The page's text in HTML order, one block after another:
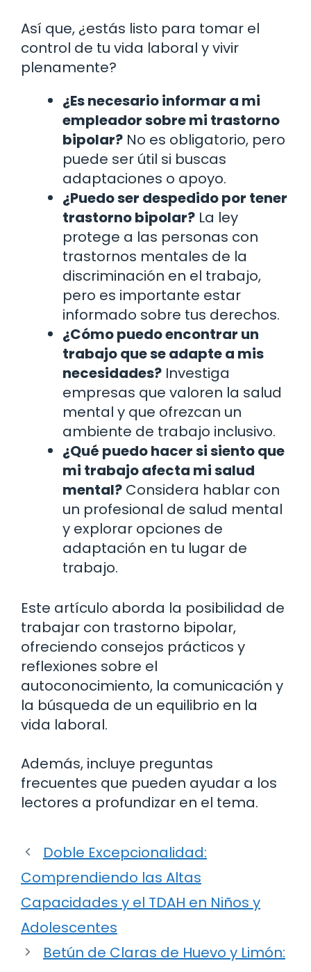
Así que, ¿estás listo para tomar el
control de tu vida laboral y vivir
plenamente?
¿Es necesario informar a mi
empleador sobre mi trastorno
bipolar? No es obligatorio, pero
puede ser útil si buscas
adaptaciones o apoyo.
¿Puedo ser despedido por tener
trastorno bipolar? La ley
protege a las personas con
trastornos mentales de la
discriminación en el trabajo,
pero es importante estar
informado sobre tus derechos.
¿Cómo puedo encontrar un
trabajo que se adapte a mis
necesidades? Investiga
empresas que valoren la salud
mental y que ofrezcan un
ambiente de trabajo inclusivo.
¿Qué puedo hacer si siento que
mi trabajo afecta mi salud
mental? Considera hablar con
un profesional de salud mental
y explorar opciones de
adaptación en tu lugar de
trabajo.
Este artículo aborda la posibilidad de
trabajar con trastorno bipolar,
ofreciendo consejos prácticos y
reflexiones sobre el
autoconocimiento, la comunicación y
la búsqueda de un equilibrio en la
vida laboral.
Además, incluye preguntas
frecuentes que pueden ayudar a los
lectores a profundizar en el tema.
Doble Excepcionalidad:
Comprendiendo las Altas
Capacidades y el TDAH en Niños y
Adolescentes
Betún de Claras de Huevo y Limón: